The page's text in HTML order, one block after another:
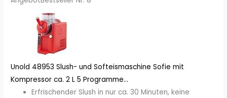
Unold 48953 Slush- und Softeismaschine Sofie mit
Kompressor ca. 2 L 5 Programme...
Erfrischender Slush in nur ca. 30 Minuten, keine